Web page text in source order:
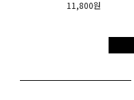
11,800원